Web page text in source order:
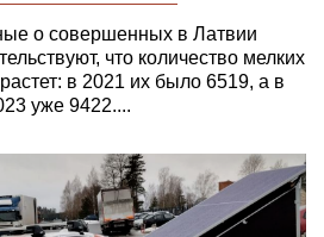
о совершенных в Латвии
что количество мелких
в 2021 их было 6519, а в
уже 9422....